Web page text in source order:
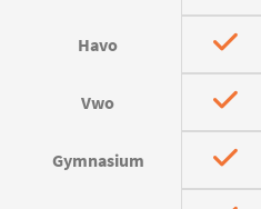
Havo
Vwo
Gymnasium